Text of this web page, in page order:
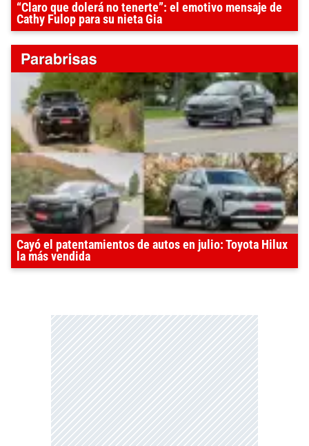
“Claro que dolerá no tenerte”: el emotivo mensaje de
Cathy Fulop para su nieta Gia
Cayó el patentamientos de autos en julio: Toyota Hilux
la más vendida